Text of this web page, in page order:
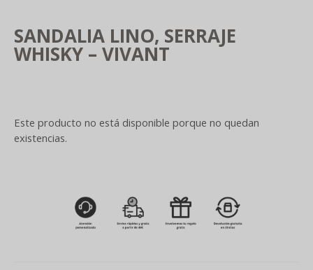
SANDALIA LINO, SERRAJE
WHISKY – VIVANT
Este producto no está disponible porque no quedan
existencias.